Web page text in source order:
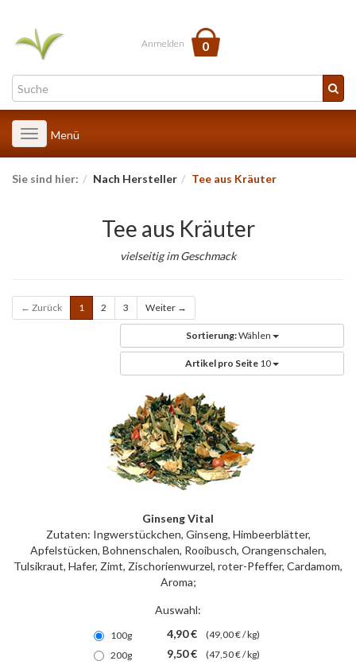
Anmelden 0
Toggle
navigation
Menü
Sie sind hier: Nach Hersteller Tee aus Kräuter
Tee aus Kräuter
vielseitig im Geschmack
← Zurück 1 2 3 Weiter →
Sortierung:Wählen
Artikel pro Seite 10
Ginseng Vital
Zutaten: Ingwerstückchen, Ginseng, Himbeerblätter,
Apfelstücken, Bohnenschalen, Rooibusch, Orangenschalen,
Tulsikraut, Hafer, Zimt, Zischorienwurzel, roter-Pfeffer, Cardamom,
Aroma;
Auswahl:
100g 4,90 €
(49,00 € / kg)
200g
9,50 € (47,50 € / kg)